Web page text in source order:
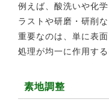
例えば、酸洗いや化
ラストや研磨・研削
重要なのは、単に表
処理が均一に作用す
素地調整